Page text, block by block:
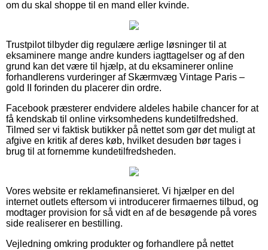
om du skal shoppe til en mand eller kvinde.
Trustpilot tilbyder dig regulære ærlige løsninger til at
eksaminere mange andre kunders iagttagelser og af den
grund kan det være til hjælp, at du eksaminerer online
forhandlerens vurderinger af Skærmvæg Vintage Paris –
gold II forinden du placerer din ordre.
Facebook præsterer endvidere aldeles habile chancer for at
få kendskab til online virksomhedens kundetilfredshed.
Tilmed ser vi faktisk butikker på nettet som gør det muligt at
afgive en kritik af deres køb, hvilket desuden bør tages i
brug til at fornemme kundetilfredsheden.
Vores website er reklamefinansieret. Vi hjælper en del
internet outlets eftersom vi introducerer firmaernes tilbud, og
modtager provision for så vidt en af de besøgende på vores
side realiserer en bestilling.
Vejledning omkring produkter og forhandlere på nettet